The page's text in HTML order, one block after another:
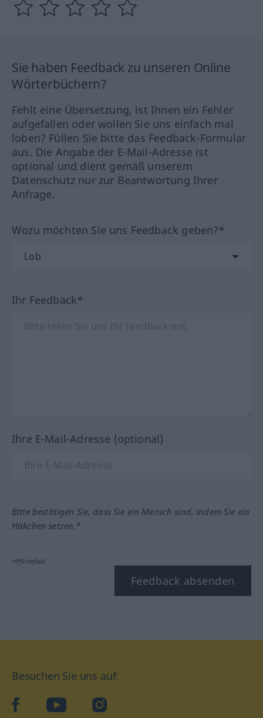
Sie haben Feedback zu unseren Online
Wörterbüchern?
Fehlt eine Übersetzung, ist Ihnen ein Fehler
aufgefallen oder wollen Sie uns einfach mal
loben? Füllen Sie bitte das Feedback-Formular
aus. Die Angabe der E-Mail-Adresse ist
optional und dient gemäß unserem
Datenschutz nur zur Beantwortung Ihrer
Anfrage.
Wozu möchten Sie uns Feedback geben?*
Ihr Feedback*
Ihre E-Mail-Adresse (optional)
Bitte bestätigen Sie, dass Sie ein Mensch sind, indem Sie ein
Häkchen setzen.*
*Pflichtfeld
Feedback absenden
Besuchen Sie uns auf:
facebookYouTube Instagram